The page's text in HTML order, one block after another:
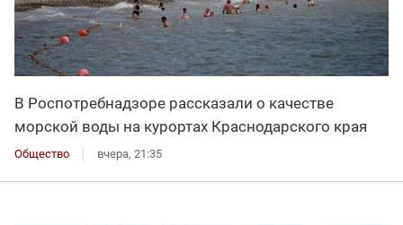
В Роспотребнадзоре рассказали о качестве
морской воды на курортах Краснодарского края
Общество вчера, 21:35